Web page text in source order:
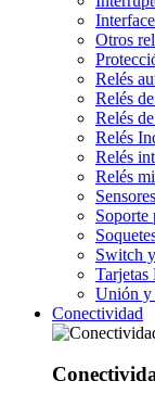
Otros
Relés
Relés
Relés
Relés
Relés
Relés
Soporte
Switch
Tarjetas
Unión y
Conectividad